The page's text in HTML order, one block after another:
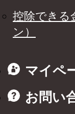
控除できる
ン）
マイペ
お問い